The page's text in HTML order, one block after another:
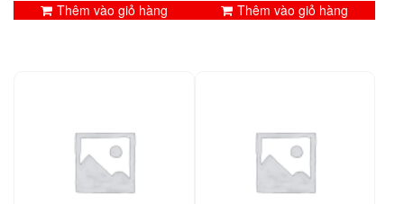
Thêm vào giỏ hàng Thêm vào giỏ hàng